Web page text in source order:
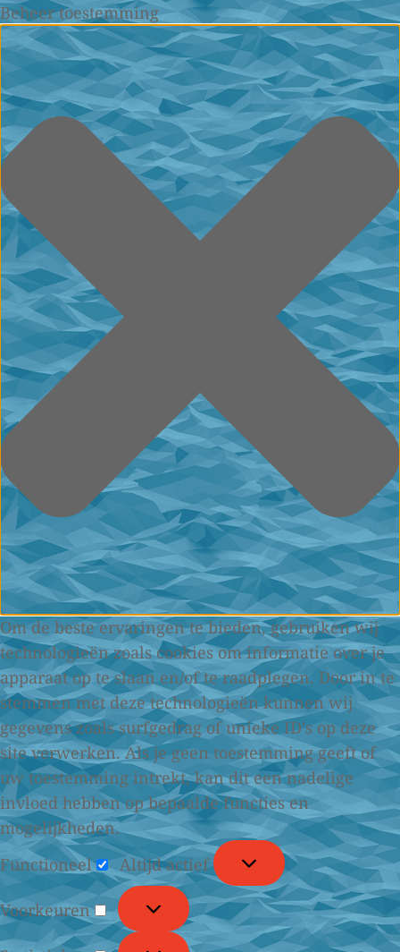
Beheer toestemming
Om de beste ervaringen te bieden, gebruiken wij
technologieën zoals cookies om informatie over je
apparaat op te slaan en/of te raadplegen. Door in te
stemmen met deze technologieën kunnen wij
gegevens zoals surfgedrag of unieke ID's op deze
site verwerken. Als je geen toestemming geeft of
uw toestemming intrekt, kan dit een nadelige
invloed hebben op bepaalde functies en
mogelijkheden.
Functioneel
Functioneel
Altijd actief
Voorkeuren
Voorkeuren
Statistieken